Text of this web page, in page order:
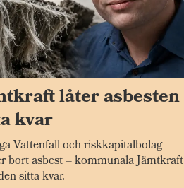
låter asbesten
kvar
Vattenfall och riskkapitalbolag
bort asbest – kommunala Jämtkraft
sitta kvar.